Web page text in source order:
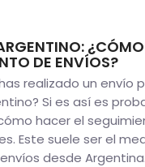
DE ENVÍOS?
realizado un envío
Si es así es
hacer el
Este suele ser el
desde